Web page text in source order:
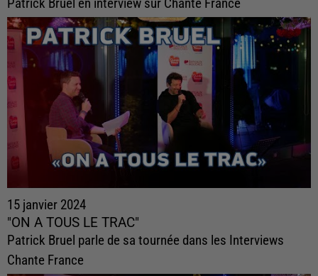
Patrick Bruel en interview sur Chante France
15 janvier 2024
"ON A TOUS LE TRAC"
Patrick Bruel parle de sa tournée dans les Interviews
Chante France